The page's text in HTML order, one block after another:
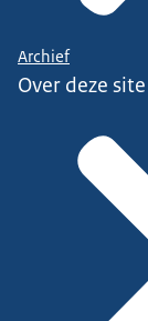
Archief
Over deze site